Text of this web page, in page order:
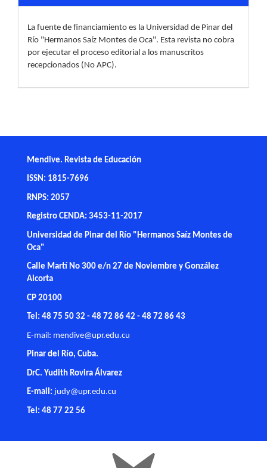
La fuente de financiamiento es la Universidad de Pinar del
Río "Hermanos Saíz Montes de Oca". Esta revista no cobra
por ejecutar el proceso editorial a los manuscritos
recepcionados (No APC).
Mendive. Revista de Educación
ISSN: 1815-7696
RNPS: 2057
Registro CENDA: 3453-11-2017
Universidad de Pinar del Río "Hermanos Saíz Montes de
Oca"
Calle Martí No 300 e/n 27 de Noviembre y González
Alcorta
CP 20100
Tel: 48 75 50 32 - 48 72 86 42 - 48 72 86 43
E-mail: mendive@upr.edu.cu
Pinar del Río, Cuba.
DrC. Yudith Rovira Álvarez
E-mail: judy@upr.edu.cu
Tel: 48 77 22 56